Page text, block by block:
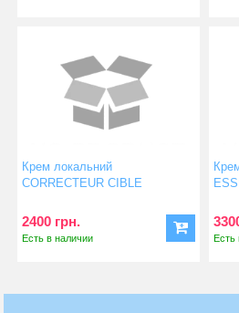
Крем локальний
CORRECTEUR CIBLE
2400 грн.
Есть в наличии Есть